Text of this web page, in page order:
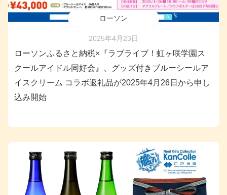
ローソン
2025年4月23日
ローソンふるさと納税×『ラブライブ！虹ヶ咲学園ス
クールアイドル同好会』、グッズ付きブルーシールア
イスクリーム コラボ返礼品が2025年4月26日から申し
込み開始